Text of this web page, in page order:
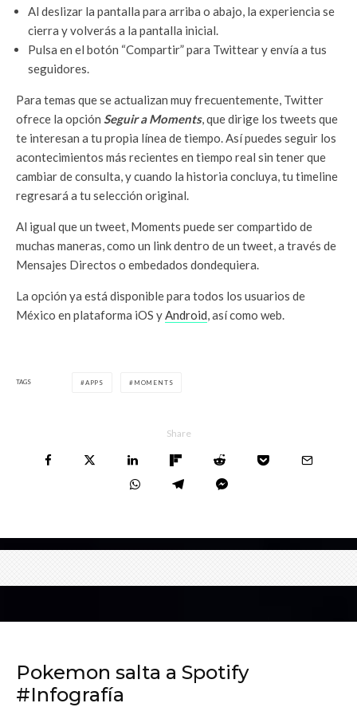
Al deslizar la pantalla para arriba o abajo, la experiencia se
cierra y volverás a la pantalla inicial.
Pulsa en el botón “Compartir” para Twittear y envía a tus
seguidores.
Para temas que se actualizan muy frecuentemente, Twitter
ofrece la opción Seguir a Moments, que dirige los tweets que
te interesan a tu propia línea de tiempo. Así puedes seguir los
acontecimientos más recientes en tiempo real sin tener que
cambiar de consulta, y cuando la historia concluya, tu timeline
regresará a tu selección original.
Al igual que un tweet, Moments puede ser compartido de
muchas maneras, como un link dentro de un tweet, a través de
Mensajes Directos o embedados dondequiera.
La opción ya está disponible para todos los usuarios de
México en plataforma iOS yAndroid, así como web.
TAGS APPS MOMENTS
Share
Pokemon salta a Spotify
#Infografía